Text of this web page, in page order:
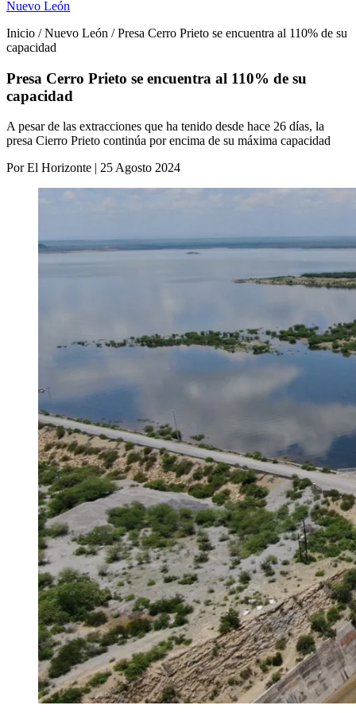
Nuevo León
Inicio / Nuevo León / Presa Cerro Prieto se encuentra al 110% de su
capacidad
Presa Cerro Prieto se encuentra al 110% de su
capacidad
A pesar de las extracciones que ha tenido desde hace 26 días, la
presa Cierro Prieto continúa por encima de su máxima capacidad
Por El Horizonte | 25 Agosto 2024